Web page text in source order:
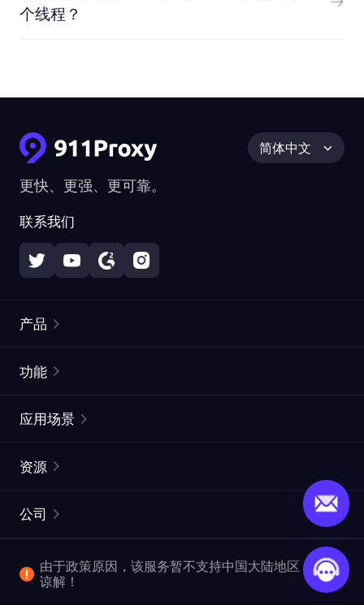
个线程？
更快、更强、更可靠。
联系我们
简体中文
产品
静态住宅代理
网页抓取 API
视频下载 API
功能
ISP代理
ProxySite
应用场景
市场研究
爬行和索引
资源
常见问题解答
位置
公司
企业服务
由于政策原因，该服务暂不支持中国大陆地区，敬请
谅解！